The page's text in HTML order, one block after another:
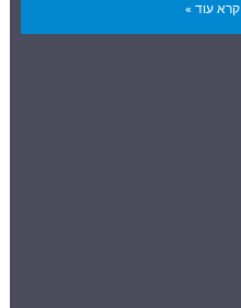
קרא עוד »